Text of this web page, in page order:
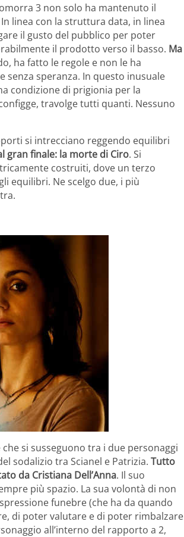
3 non solo ha mantenuto il
linea con la struttura data, in linea
il gusto del pubblico per poter
il prodotto verso il basso. Ma
ha fatto le regole e non le ha
senza speranza. In questo inusuale
condizione di prigionia per la
travolge tutti quanti. Nessuno
si intrecciano reggendo equilibri
gran finale: la morte di Ciro. Si
costruiti, dove un terzo
equilibri. Ne scelgo due, i più
si susseguono tra i due personaggi
sodalizio tra Scianel e Patrizia. Tutto
da Cristiana Dell’Anna. Il suo
più spazio. La sua volontà di non
funebre (che ha da quando
di poter valutare e di poter rimbalzare
all’interno del rapporto a 2,